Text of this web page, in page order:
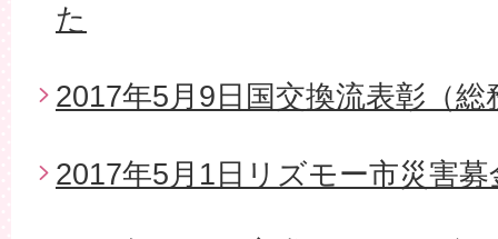
た
2017年5月9日国交換流表彰（総
2017年5月1日リズモー市災害